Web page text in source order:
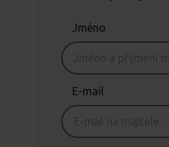
Jméno
E-mail